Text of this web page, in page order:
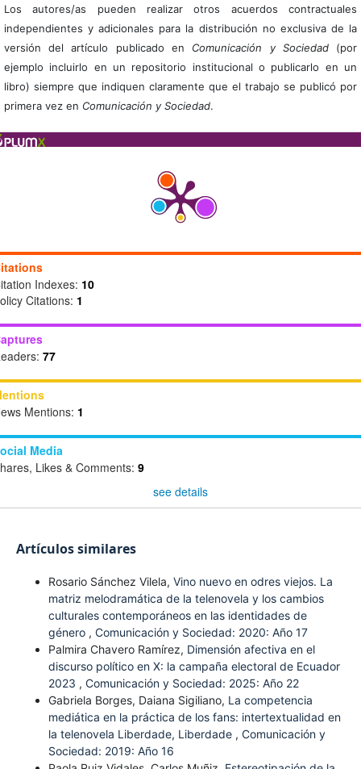
Los autores/as pueden realizar otros acuerdos contractuales
independientes y adicionales para la distribución no exclusiva de la
versión del artículo publicado en Comunicación y Sociedad(por
ejemplo incluirlo en un repositorio institucional o publicarlo en un
libro) siempre que indiquen claramente que el trabajo se publicó por
primera vez en Comunicación y Sociedad.
Indexes: 10
Citations: 1
77
Mentions: 1
Media
Likes & Comments: 9
see details
Artículos similares
Rosario Sánchez Vilela, Vino nuevo en odres viejos. La
matriz melodramática de la telenovela y los cambios
culturales contemporáneos en las identidades de
género , Comunicación y Sociedad: 2020: Año 17
Palmira Chavero Ramírez, Dimensión afectiva en el
discurso político en X: la campaña electoral de Ecuador
2023 , Comunicación y Sociedad: 2025: Año 22
Gabriela Borges, Daiana Sigiliano, La competencia
mediática en la práctica de los fans: intertextualidad en
la telenovela Liberdade, Liberdade , Comunicación y
Sociedad: 2019: Año 16